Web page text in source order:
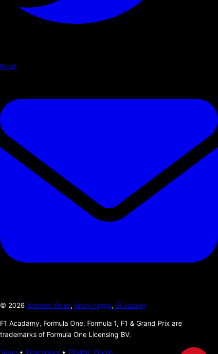
Email
© 2026 Andrew Yates, Andy Higgs, Si Jobling
F1 Acadamy, Formula One, Formula 1, F1 & Grand Prix are
trademarks of Formula One Licensing BV.
Years • Timezones • TRMNL Plugin